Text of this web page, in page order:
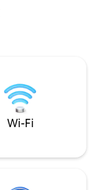
Wi-Fi